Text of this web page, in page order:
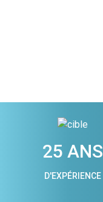
25 ANS
D'EXPÉRIENCE